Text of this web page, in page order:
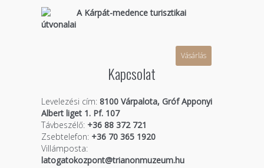
A Kárpát-medence turisztikai
útvonalai
Vásárlás
Kapcsolat
Levelezési cím: 8100 Várpalota, Gróf Apponyi
Albert liget 1. Pf. 107
Távbeszélő:+36 88 372 721
Zsebtelefon:+36 70 365 1920
Villámposta:
latogatokozpont@trianonmuzeum.hu